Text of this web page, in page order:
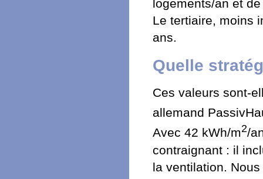
logements/an et
Le tertiaire, moins
ans.
Quelle
Ces valeurs sont-
allemand
Avec 42 kWh/m2/
contraignant : il
la ventilation.